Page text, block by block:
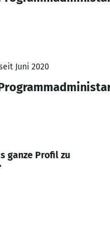
Juni 2020
ganze Profil zu